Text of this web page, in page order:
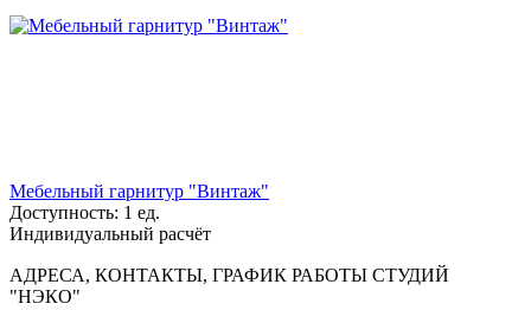
Мебельный гарнитур "Винтаж"
Доступность: 1 ед.
Индивидуальный расчёт
АДРЕСА, КОНТАКТЫ, ГРАФИК РАБОТЫ СТУДИЙ
"НЭКО"